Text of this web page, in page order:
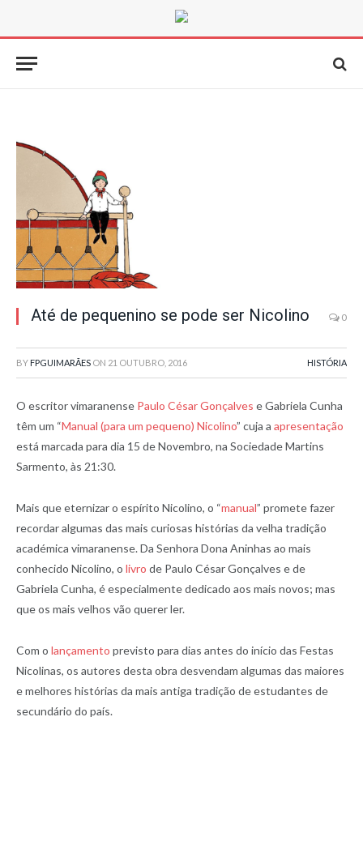
Até de pequenino se pode ser Nicolino 0
BY FPGUIMARÃES ON 21 OUTUBRO, 2016 HISTÓRIA
O escritor vimaranense Paulo César Gonçalves e Gabriela Cunha
têm um “Manual (para um pequeno) Nicolino” cuja a apresentação
está marcada para dia 15 de Novembro, na Sociedade Martins
Sarmento, às 21:30.
Mais que eternizar o espírito Nicolino, o “manual” promete fazer
recordar algumas das mais curiosas histórias da velha tradição
académica vimaranense. Da Senhora Dona Aninhas ao mais
conhecido Nicolino, o livro de Paulo César Gonçalves e de
Gabriela Cunha, é especialmente dedicado aos mais novos; mas
que os mais velhos vão querer ler.
Com o lançamento previsto para dias antes do início das Festas
Nicolinas, os autores desta obra desvendam algumas das maiores
e melhores histórias da mais antiga tradição de estudantes de
secundário do país.